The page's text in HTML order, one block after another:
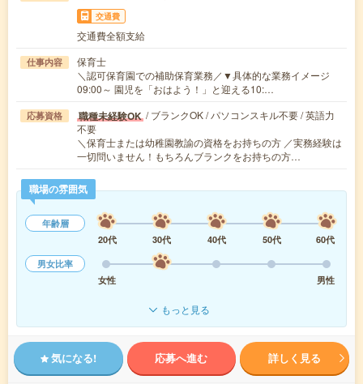
交通費
交通費全額支給
仕事内容
保育士
＼認可保育園での補助保育業務／▼具体的な業務イメージ
09:00～ 園児を「おはよう！」と迎える10:…
応募資格 職種未経験OK / ブランクOK / パソコンスキル不要 / 英語力
不要
＼保育士または幼稚園教諭の資格をお持ちの方 ／実務経験は
一切問いません！もちろんブランクをお持ちの方…
職場の雰囲気
年齢層
20代
30代 40代 50代
60代
男女比率
女性
男性
もっと見る
気になる! 応募へ進む 詳しく見る